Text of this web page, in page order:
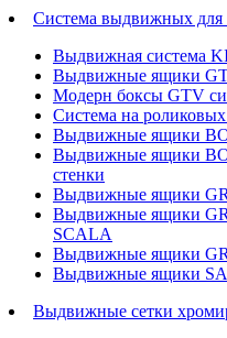
Система выдвижных для
Выдвижная система
Выдвижные ящики
Модерн боксы GTV
Система на
Выдвижные ящики
Выдвижные ящики
стенки
Выдвижные ящики
Выдвижные ящики
SCALA
Выдвижные ящики
Выдвижные ящики
Выдвижные сетки